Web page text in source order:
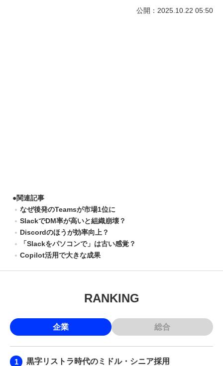
公開：2025.10.22 05:50
●関連記事
なぜ後発のTeamsが市場1位に
SlackでDM率が高いと組織崩壊？
Discordのほうが効率向上？
「Slackをパソコンで」は古い感覚？
Copilot活用で大きな成果
RANKING
企業 総合
黒字リストラ時代のミドル・シニア採用